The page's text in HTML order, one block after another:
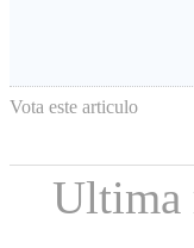
Vota este articulo
Ultima